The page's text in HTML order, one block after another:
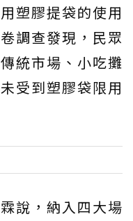
塑膠提袋的使用
調查發現，民眾
統市場、小吃攤
受到塑膠袋限用
說，納入四大場